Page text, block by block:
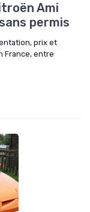
Ami
permis
prix et
France, entre